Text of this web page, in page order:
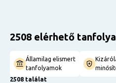
2508 elérhető
Államilag elismert
tanfolyamok
2508 találat